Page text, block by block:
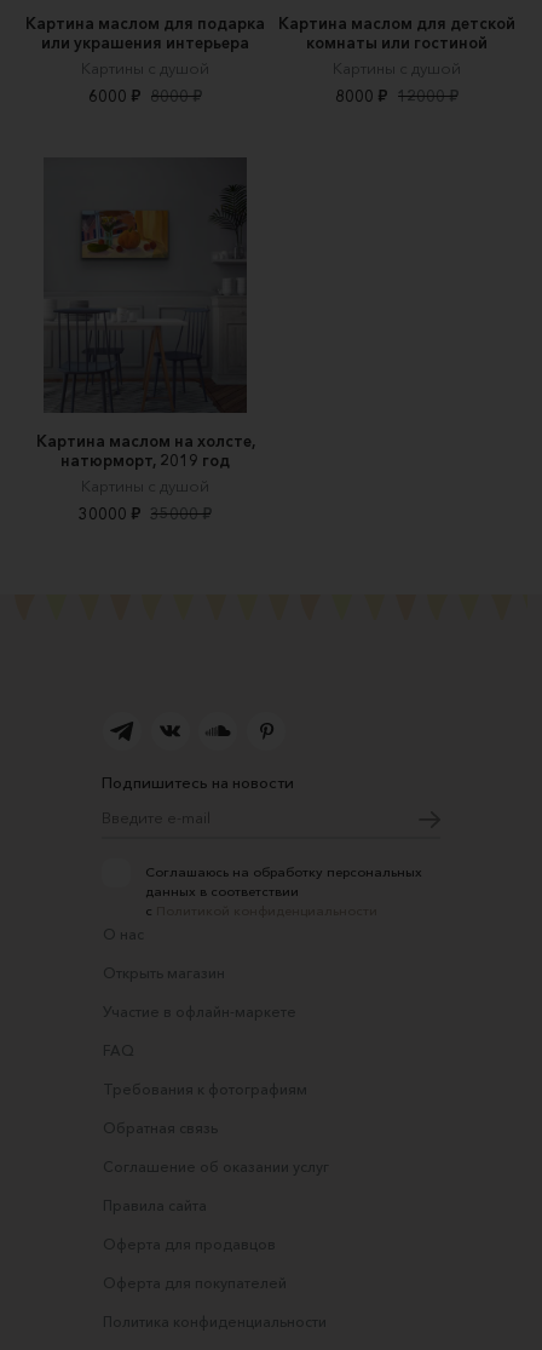
Картина маслом для подарка
или украшения интерьера
Картины с душой
6000 ₽ 8000 ₽
Картина маслом для детской
комнаты или гостиной
Картины с душой
8000 ₽ 12000 ₽
Картина маслом на холсте,
натюрморт, 2019 год
Картины с душой
30000 ₽ 35000 ₽
Подпишитесь на новости
Соглашаюсь на обработку персональных
данных в соответствии
с
О нас
Открыть магазин
Участие в офлайн-маркете
FAQ
Требования к фотографиям
Обратная связь
Соглашение об оказании услуг
Правила сайта
Оферта для продавцов
Оферта для покупателей
Политика конфиденциальности